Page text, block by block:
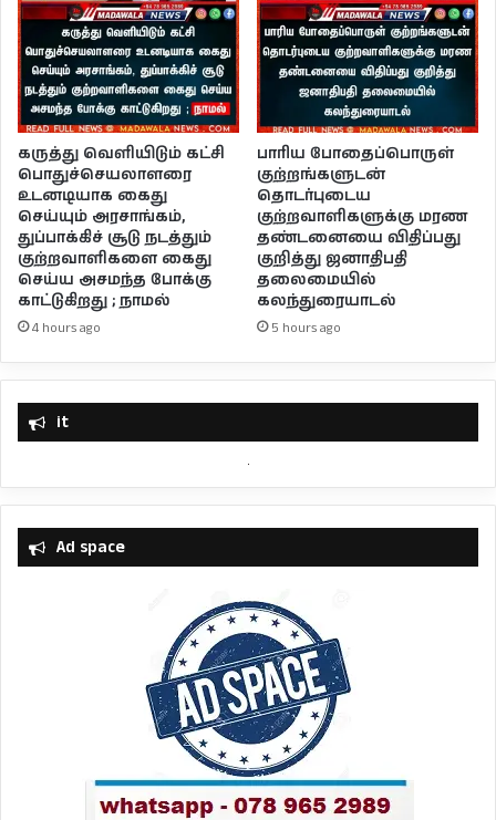
கருத்து வெளியிடும் கட்சி
பொதுச்செயலாளரை
உடனடியாக கைது
செய்யும் அரசாங்கம்,
துப்பாக்கிச் சூடு நடத்தும்
குற்றவாளிகளை கைது
செய்ய அசமந்த போக்கு
காட்டுகிறது ; நாமல்
4 hours ago
பாரிய போதைப்பொருள்
குற்றங்களுடன்
தொடர்புடைய
குற்றவாளிகளுக்கு மரண
தண்டனையை விதிப்பது
குறித்து ஜனாதிபதி
தலைமையில்
கலந்துரையாடல்
5 hours ago
it
Ad space